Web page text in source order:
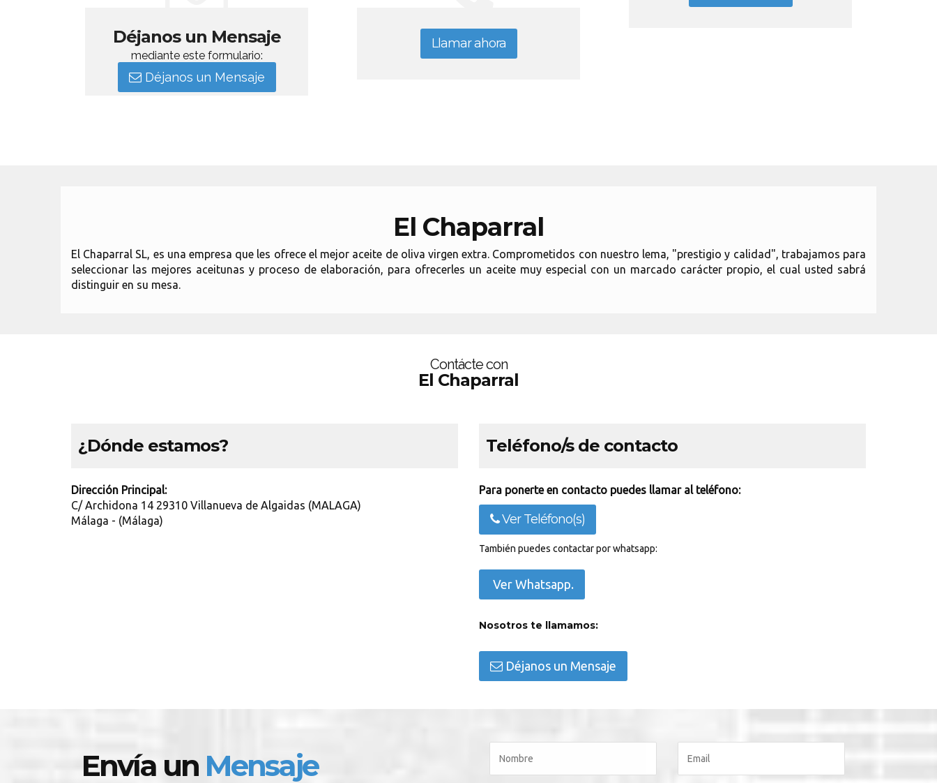
Déjanos un Mensaje
mediante este formulario:
Déjanos un Mensaje
Llamar ahora
El Chaparral
El Chaparral SL, es una empresa que les ofrece el mejor aceite de oliva virgen extra. Comprometidos con nuestro lema, "prestigio y calidad", trabajamos para
seleccionar las mejores aceitunas y proceso de elaboración, para ofrecerles un aceite muy especial con un marcado carácter propio, el cual usted sabrá
distinguir en su mesa.
Contácte con
El Chaparral
¿Dónde estamos?
Dirección Principal:
C/ Archidona 14 29310 Villanueva de Algaidas (MALAGA)
Málaga - (Málaga)
Teléfono/s de contacto
Para ponerte en contacto puedes llamar al teléfono:
Ver Teléfono(s)
También puedes contactar por whatsapp:
Ver Whatsapp.
Nosotros te llamamos:
Déjanos un Mensaje
Envía un Mensaje